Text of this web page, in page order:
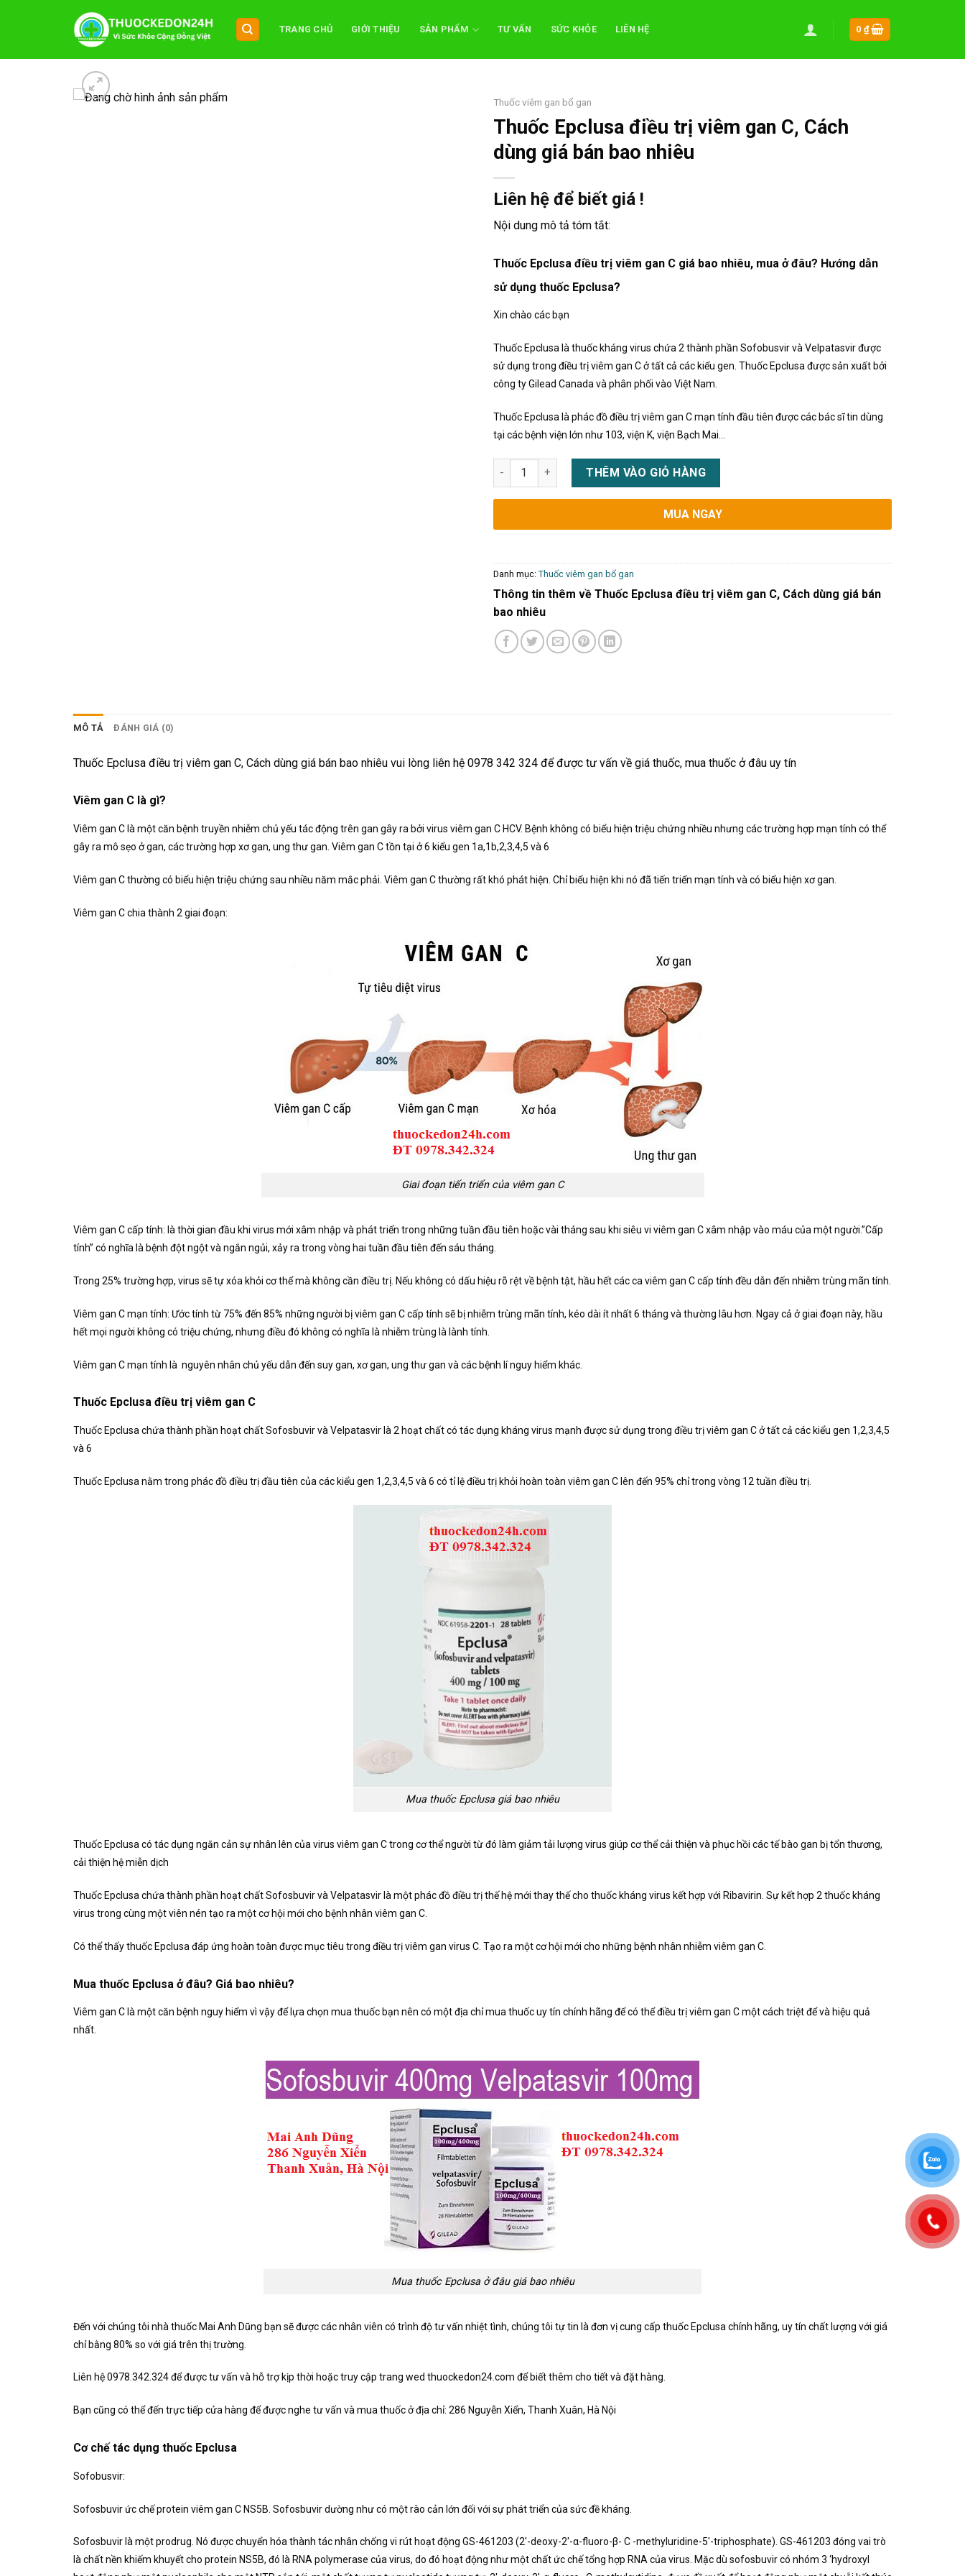
dung
TRANG CHỦ GIỚI THIỆU SẢN PHẨM TƯ VẤN SỨC KHỎE LIÊN HỆ 0 ₫
Thuốc viêm gan bổ gan
Thuốc Epclusa điều trị viêm gan C, Cách
dùng giá bán bao nhiêu
Liên hệ để biết giá !
Nội dung mô tả tóm tắt:
Thuốc Epclusa điều trị viêm gan C giá bao nhiêu, mua ở đâu? Hướng dẫn
sử dụng thuốc Epclusa?
Xin chào các bạn
Thuốc Epclusa là thuốc kháng virus chứa 2 thành phần Sofobusvir và Velpatasvir được
sử dụng trong điều trị viêm gan C ở tất cả các kiểu gen. Thuốc Epclusa được sản xuất bởi
công ty Gilead Canada và phân phối vào Việt Nam.
Thuốc Epclusa là phác đồ điều trị viêm gan C mạn tính đầu tiên được các bác sĩ tin dùng
tại các bệnh viện lớn như 103, viện K, viện Bạch Mai…
Thuốc Epclusa điều trị viêm gan C, Cách dùng giá bán bao nhiêu số lượng
THÊM VÀO GIỎ HÀNG
MUA NGAY
Danh mục: Thuốc viêm gan bổ gan
Thông tin thêm về Thuốc Epclusa điều trị viêm gan C, Cách dùng giá bán
bao nhiêu
MÔ TẢ ĐÁNH GIÁ (0)
Thuốc Epclusa điều trị viêm gan C, Cách dùng giá bán bao nhiêu vui lòng liên hệ 0978 342 324 để được tư vấn về giá thuốc, mua thuốc ở đâu uy tín
Viêm gan C là gì?
Viêm gan C là một căn bệnh truyền nhiễm chủ yếu tác động trên gan gây ra bởi virus viêm gan C HCV. Bệnh không có biểu hiện triệu chứng nhiều nhưng các trường hợp mạn tính có thể
gây ra mô sẹo ở gan, các trường hợp xơ gan, ung thư gan. Viêm gan C tồn tại ở 6 kiểu gen 1a,1b,2,3,4,5 và 6
Viêm gan C thường có biểu hiện triệu chứng sau nhiều năm mắc phải. Viêm gan C thường rất khó phát hiện. Chỉ biểu hiện khi nó đã tiến triển mạn tính và có biểu hiện xơ gan.
Viêm gan C chia thành 2 giai đoạn:
Giai đoạn tiến triển của viêm gan C
Viêm gan C cấp tính: là thời gian đầu khi virus mới xâm nhập và phát triển trong những tuần đầu tiên hoặc vài tháng sau khi siêu vi viêm gan C xâm nhập vào máu của một người.”Cấp
tính” có nghĩa là bệnh đột ngột và ngắn ngủi, xảy ra trong vòng hai tuần đầu tiên đến sáu tháng.
Trong 25% trường hợp, virus sẽ tự xóa khỏi cơ thể mà không cần điều trị. Nếu không có dấu hiệu rõ rệt về bệnh tật, hầu hết các ca viêm gan C cấp tính đều dẫn đến nhiễm trùng mãn tính.
Viêm gan C mạn tính: Ước tính từ 75% đến 85% những người bị viêm gan C cấp tính sẽ bị nhiễm trùng mãn tính, kéo dài ít nhất 6 tháng và thường lâu hơn. Ngay cả ở giai đoạn này, hầu
hết mọi người không có triệu chứng, nhưng điều đó không có nghĩa là nhiễm trùng là lành tính.
Viêm gan C mạn tính là nguyên nhân chủ yếu dẫn đến suy gan, xơ gan, ung thư gan và các bệnh lí nguy hiểm khác.
Thuốc Epclusa điều trị viêm gan C
Thuốc Epclusa chứa thành phần hoạt chất Sofosbuvir và Velpatasvir là 2 hoạt chất có tác dụng kháng virus mạnh được sử dụng trong điều trị viêm gan C ở tất cả các kiểu gen 1,2,3,4,5
và 6
Thuốc Epclusa nằm trong phác đồ điều trị đầu tiên của các kiểu gen 1,2,3,4,5 và 6 có tỉ lệ điều trị khỏi hoàn toàn viêm gan C lên đến 95% chỉ trong vòng 12 tuần điều trị.
Mua thuốc Epclusa giá bao nhiêu
Thuốc Epclusa có tác dụng ngăn cản sự nhân lên của virus viêm gan C trong cơ thể người từ đó làm giảm tải lượng virus giúp cơ thể cải thiện và phục hồi các tế bào gan bị tổn thương,
cải thiện hệ miễn dịch
Thuốc Epclusa chứa thành phần hoạt chất Sofosbuvir và Velpatasvir là một phác đồ điều trị thế hệ mới thay thế cho thuốc kháng virus kết hợp với Ribavirin. Sự kết hợp 2 thuốc kháng
virus trong cùng một viên nén tạo ra một cơ hội mới cho bệnh nhân viêm gan C.
Có thể thấy thuốc Epclusa đáp ứng hoàn toàn được mục tiêu trong điều trị viêm gan virus C. Tạo ra một cơ hội mới cho những bệnh nhân nhiễm viêm gan C.
Mua thuốc Epclusa ở đâu? Giá bao nhiêu?
Viêm gan C là một căn bệnh nguy hiểm vì vậy để lựa chọn mua thuốc bạn nên có một địa chỉ mua thuốc uy tín chính hãng để có thể điều trị viêm gan C một cách triệt để và hiệu quả
nhất.
Mua thuốc Epclusa ở đâu giá bao nhiêu
Đến với chúng tôi nhà thuốc Mai Anh Dũng bạn sẽ được các nhân viên có trình độ tư vấn nhiệt tình, chúng tôi tự tin là đơn vị cung cấp thuốc Epclusa chính hãng, uy tín chất lượng với giá
chỉ bằng 80% so với giá trên thị trường.
Liên hệ 0978.342.324 để được tư vấn và hỗ trợ kịp thời hoặc truy cập trang wed thuockedon24.com để biết thêm cho tiết và đặt hàng.
Bạn cũng có thể đến trực tiếp cửa hàng để được nghe tư vấn và mua thuốc ở địa chỉ: 286 Nguyễn Xiển, Thanh Xuân, Hà Nội
Cơ chế tác dụng thuốc Epclusa
Sofobusvir:
Sofosbuvir ức chế protein viêm gan C NS5B. Sofosbuvir dường như có một rào cản lớn đối với sự phát triển của sức đề kháng.
Sofosbuvir là một prodrug. Nó được chuyển hóa thành tác nhân chống vi rút hoạt động GS-461203 (2′-deoxy-2′-α-fluoro-β- C -methyluridine-5′-triphosphate). GS-461203 đóng vai trò
là chất nền khiếm khuyết cho protein NS5B, đó là RNA polymerase của virus, do đó hoạt động như một chất ức chế tổng hợp RNA của virus. Mặc dù sofosbuvir có nhóm 3 ‘hydroxyl